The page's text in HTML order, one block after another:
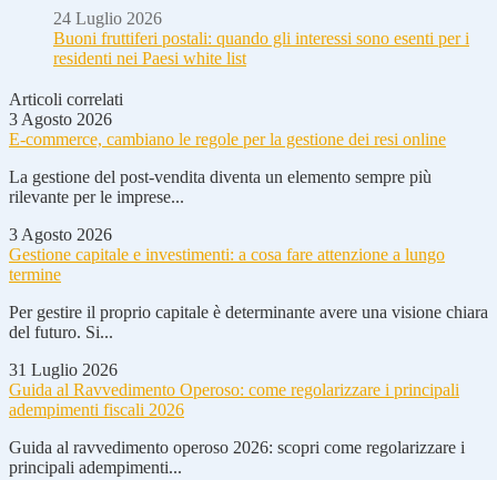
24 Luglio 2026
Buoni fruttiferi postali: quando gli interessi sono esenti per i
residenti nei Paesi white list
Articoli correlati
3 Agosto 2026
E-commerce, cambiano le regole per la gestione dei resi online
La gestione del post-vendita diventa un elemento sempre più
rilevante per le imprese...
3 Agosto 2026
Gestione capitale e investimenti: a cosa fare attenzione a lungo
termine
Per gestire il proprio capitale è determinante avere una visione chiara
del futuro. Si...
31 Luglio 2026
Guida al Ravvedimento Operoso: come regolarizzare i principali
adempimenti fiscali 2026
Guida al ravvedimento operoso 2026: scopri come regolarizzare i
principali adempimenti...